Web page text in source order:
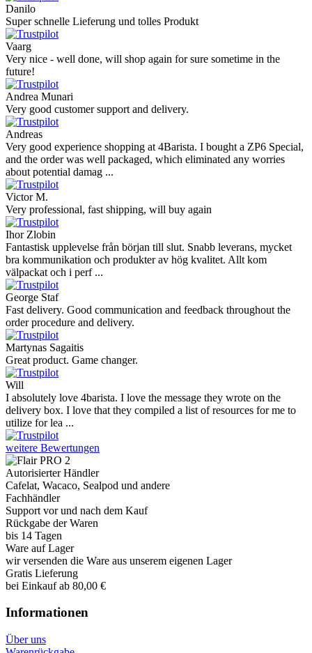
Danilo
Super schnelle Lieferung und tolles Produkt
Vaarg
Very nice - well done, will shop again for sure sometime in the
future!
Andrea Munari
Very good customer support and delivery.
Andreas
Very good experience shopping at 4Barista. I bought a ZP6 Special,
and the order was well packaged, which eliminated any worries
about potential damag ...
Victor M.
Very professional, fast shipping, will buy again
Ihor Zlobin
Fantastisk upplevelse från början till slut. Snabb leverans, mycket
bra kommunikation och produkter av hög kvalitet. Allt kom
välpackat och i perf ...
George Staf
Fast delivery. Good communication and feedback throughout the
order procedure and delivery.
Martynas Sagaitis
Great product. Game changer.
Will
I absolutely love 4barista. I love the message they wrote on the
delivery box. I love that they compiled a list of resources for me to
utilize for lea ...
weitere Bewertungen
Autorisierter Händler
Cafelat, Wacaco, Sealpod und andere
Fachhändler
Support vor und nach dem Kauf
Rückgabe der Waren
bis 14 Tagen
Ware auf Lager
wir versenden die Ware aus unserem eigenen Lager
Gratis Lieferung
bei Einkauf ab 80,00 €
Informationen
Über uns